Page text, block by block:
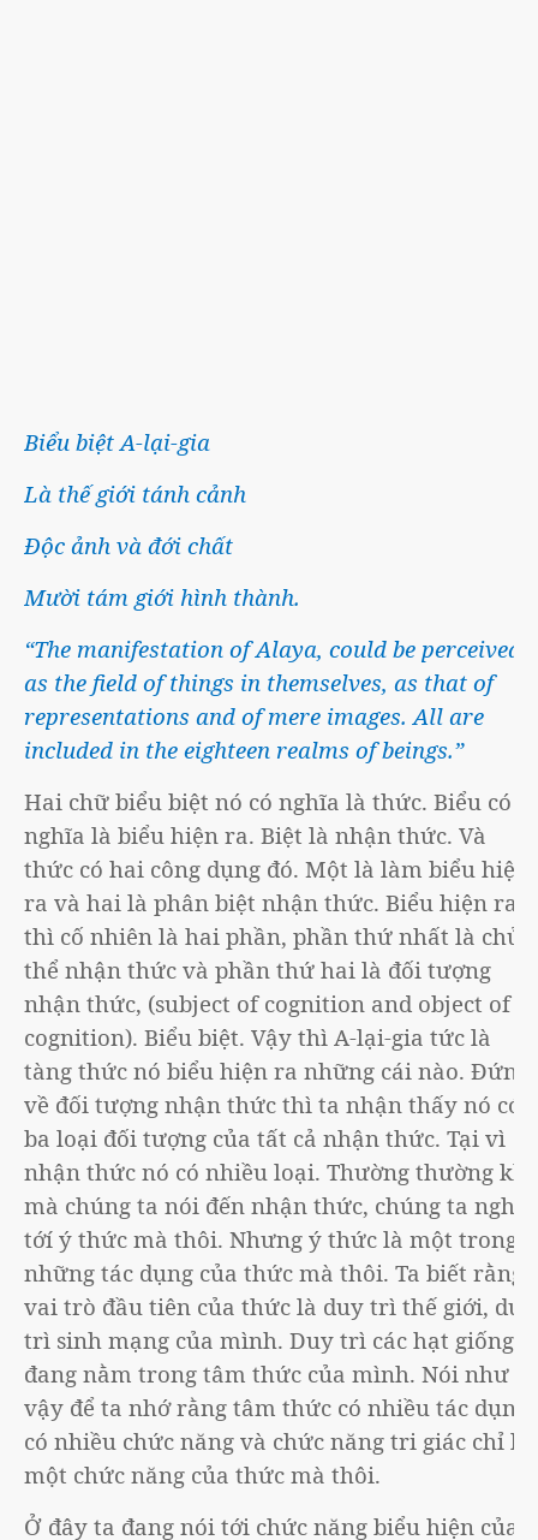
Biểu biệt A-lại-gia
Là thế giới tánh cảnh
Độc ảnh và đới chất
Mười tám giới hình thành.
“The manifestation of Alaya, could be perceived
as the field of things in themselves, as that of
representations and of mere images. All are
included in the eighteen realms of beings.”
Hai chữ biểu biệt nó có nghĩa là thức. Biểu có
nghĩa là biểu hiện ra. Biệt là nhận thức. Và
thức có hai công dụng đó. Một là làm biểu hiện
ra và hai là phân biệt nhận thức. Biểu hiện ra
thì cố nhiên là hai phần, phần thứ nhất là chủ
thể nhận thức và phần thứ hai là đối tượng
nhận thức, (subject of cognition and object of
cognition). Biểu biệt. Vậy thì A-lại-gia tức là
tàng thức nó biểu hiện ra những cái nào. Đứng
về đối tượng nhận thức thì ta nhận thấy nó có
ba loại đối tượng của tất cả nhận thức. Tại vì
nhận thức nó có nhiều loại. Thường thường khi
mà chúng ta nói đến nhận thức, chúng ta nghĩ
tớí ý thức mà thôi. Nhưng ý thức là một trong
những tác dụng của thức mà thôi. Ta biết rằng
vai trò đầu tiên của thức là duy trì thế giới, duy
trì sinh mạng của mình. Duy trì các hạt giống
đang nằm trong tâm thức của mình. Nói như
vậy để ta nhớ rằng tâm thức có nhiều tác dụng,
có nhiều chức năng và chức năng tri giác chỉ là
một chức năng của thức mà thôi.
Ở đây ta đang nói tới chức năng biểu hiện của